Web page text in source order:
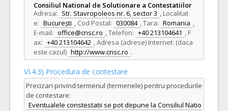
Consiliul National de Solutionare a Contestatiilor
Adresa: Str. Stavropoleos nr. 6, sector 3 , Localitat
e: București , Cod Postal: 030084 ,Tara: Romania ,
E-mail: office@cnsc.ro ,Telefon: +40 213104641 , F
ax: +40 213104642 ,Adresa (adrese) Internet: (daca
este cazul) http://www.cnsc.ro .
VI.4.3) Procedura de contestare
Precizari privind termenul (termenele) pentru procedurile
de contestare:
Eventualele constestatii se pot depune la Consiliul Natio